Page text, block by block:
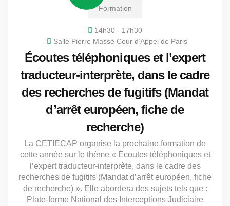
Formation
14h30 - 17h30
Salle Pierre Massé Cour d’Appel de Paris
Écoutes téléphoniques et l’expert
traducteur-interprète, dans le cadre
des recherches de fugitifs (Mandat
d’arrêt européen, fiche de
recherche)
La CETIECAP organise la prochaine formation de
cette année sur le thème « Écoutes téléphoniques et
l’expert traducteur-interprète, dans le cadre des
recherches de fugitifs (Mandat d’arrêt européen, fiche
de recherche) ». Elle abordera des sujets tels que :
Plate-forme National des Interceptions Judiciaire